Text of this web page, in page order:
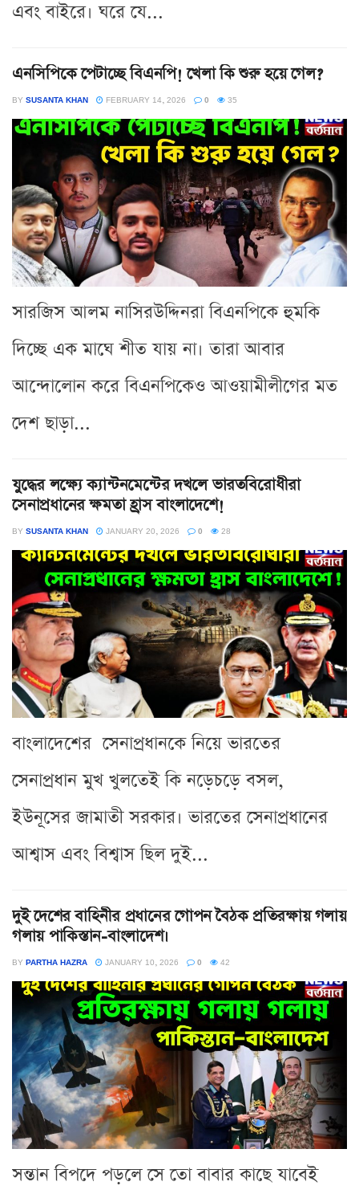
এবং বাইরে। ঘরে যে...
এনসিপিকে পেটাচ্ছে বিএনপি! খেলা কি শুরু হয়ে গেল?
BY SUSANTA KHAN FEBRUARY 14, 2026 0 35
সারজিস আলম নাসিরউদ্দিনরা বিএনপিকে হুমকি
দিচ্ছে এক মাঘে শীত যায় না। তারা আবার
আন্দোলোন করে বিএনপিকেও আওয়ামীলীগের মত
দেশ ছাড়া...
যুদ্ধের লক্ষ্যে ক্যান্টনমেন্টের দখলে ভারতবিরোধীরা
সেনাপ্রধানের ক্ষমতা হ্রাস বাংলাদেশে!
BY SUSANTA KHAN JANUARY 20, 2026 0 28
বাংলাদেশের সেনাপ্রধানকে নিয়ে ভারতের
সেনাপ্রধান মুখ খুলতেই কি নড়েচড়ে বসল,
ইউনূসের জামাতী সরকার। ভারতের সেনাপ্রধানের
আশ্বাস এবং বিশ্বাস ছিল দুই...
দুই দেশের বাহিনীর প্রধানের গোপন বৈঠক প্রতিরক্ষায় গলায়
গলায় পাকিস্তান-বাংলাদেশ।
BY PARTHA HAZRA JANUARY 10, 2026 0 42
সন্তান বিপদে পড়লে সে তো বাবার কাছে যাবেই